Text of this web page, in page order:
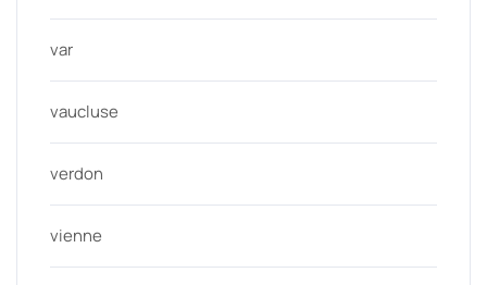
var
vaucluse
verdon
vienne